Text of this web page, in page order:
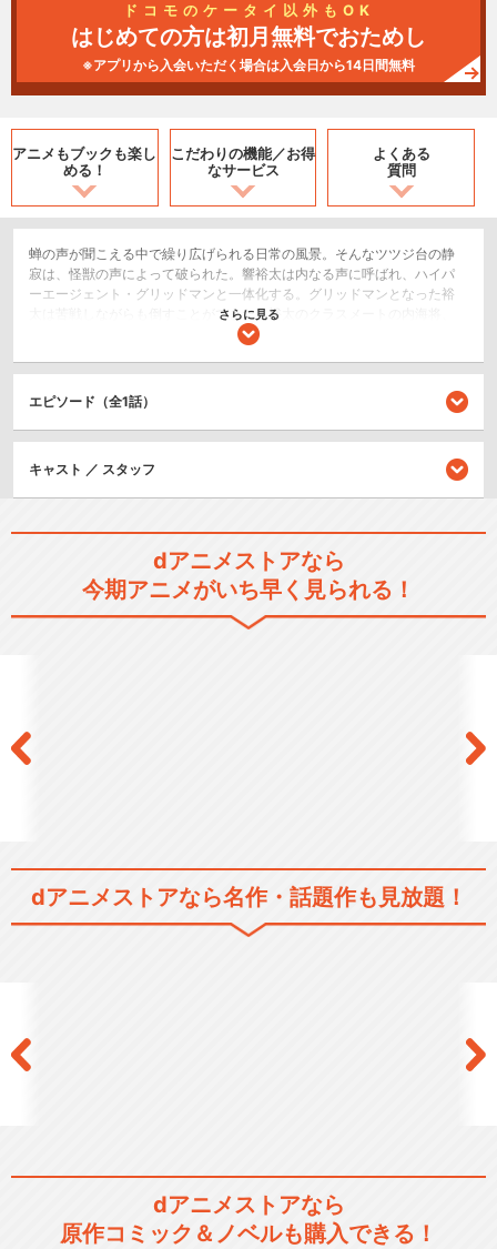
ドコモのケータイ以外もOK
はじめての方は初月無料でおためし
※アプリから入会いただく場合は入会日から14日間無料
アニメもブックも楽し
める！
こだわりの機能／お得
なサービス
よくある
質問
蝉の声が聞こえる中で繰り広げられる日常の風景。そんなツツジ台の静
寂は、怪獣の声によって破られた。響裕太は内なる声に呼ばれ、ハイパ
ーエージェント・グリッドマンと一体化する。グリッドマンとなった裕
太は苦戦しながらも倒すことができた。裕太のクラスメートの内海将、
宝多六花はグリッドマンの誕生に立ち会ったことで、３人はグリッドマ
から怪獣の記憶が消され、犠牲になった人々はそもそも存在しないこと
になっていたのだ。裕太たちはグリッドマンとともに、この世界に迫り
くる危機に向かっていくことを決意する。ツツジ台に隠された秘密と
は？ そして怪獣を操る者の目的は？
SF/ファンタジー
ロボット/メカ
シリーズ／関連のアニメ作品
劇場総集編「SSSS.DYNAZE
NON」
さらに見る
閉じる
エピソード（全1話）
キャスト ／ スタッフ
dアニメストアなら
今期アニメがいち早く見られる！
dアニメストアなら名作・話題作も見放題！
dアニメストアなら
原作コミック＆ノベルも購入できる！